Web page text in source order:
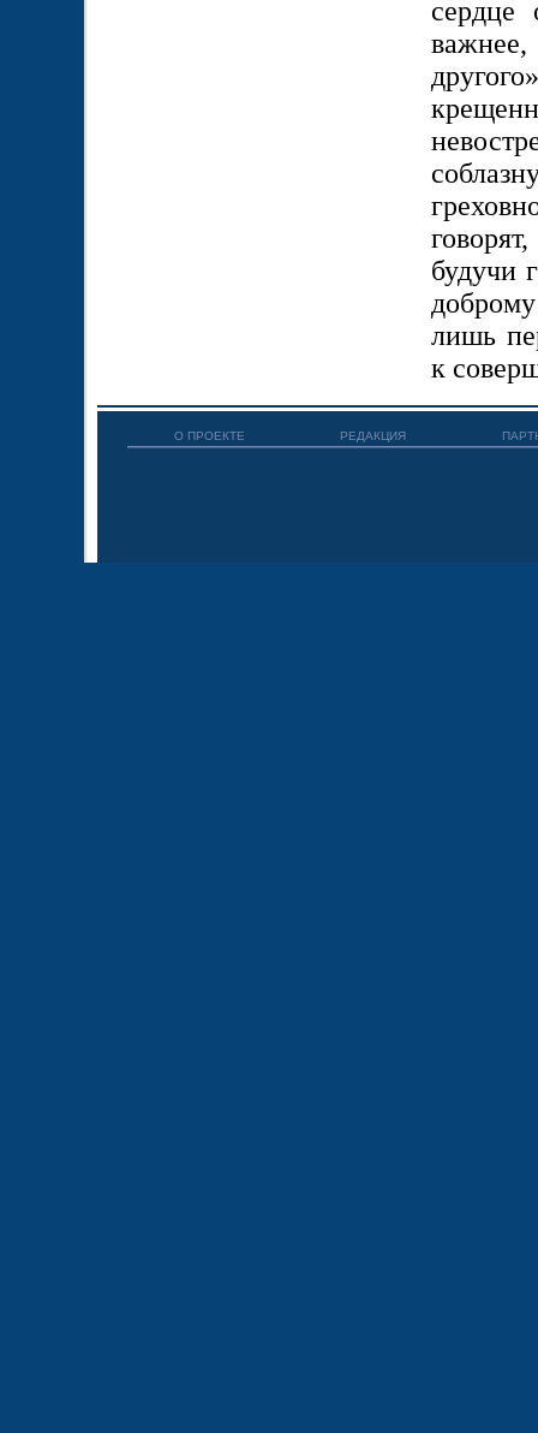
сердце
будучи
лишь
к
О ПРОЕКТЕ РЕДАКЦИЯ